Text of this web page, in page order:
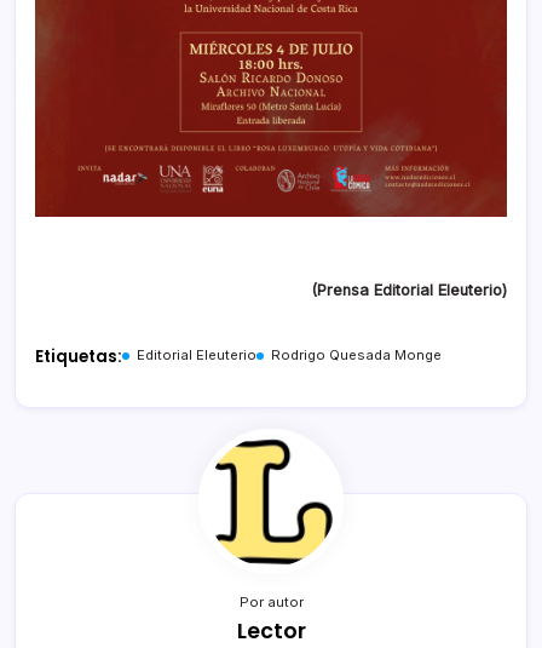
(Prensa Editorial Eleuterio)
Etiquetas: Editorial Eleuterio Rodrigo Quesada Monge
Por autor
Lector